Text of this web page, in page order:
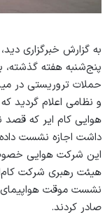
به گزارش خبرگزاری
پنج‌شنبه هفته گذشته،
حملات تروریستی در
هوایی کام ایر که قصد
داشت اجازه نشست
این شرکت هوایی
هیئت رهبری شرکت
نشست موقت هواپیمای
صادر کردند.